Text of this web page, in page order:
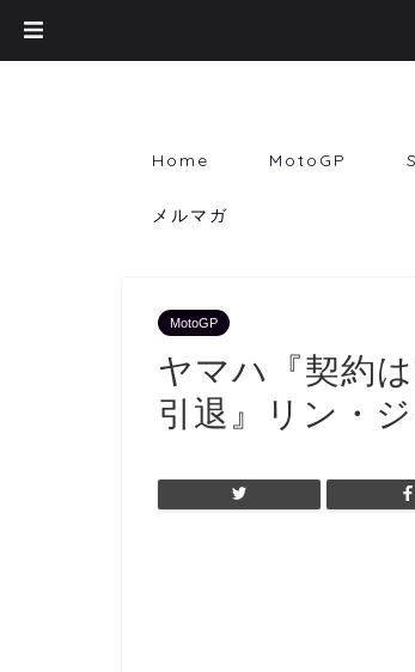
Home MotoGP
メルマガ
MotoGP
ヤマハ『契約
引退』リン・